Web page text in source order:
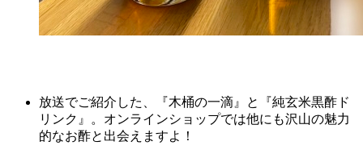
放送でご紹介した、『木桶の一滴』と『純玄米黒酢ド
リンク』。オンラインショップでは他にも沢山の魅力
的なお酢と出会えますよ！